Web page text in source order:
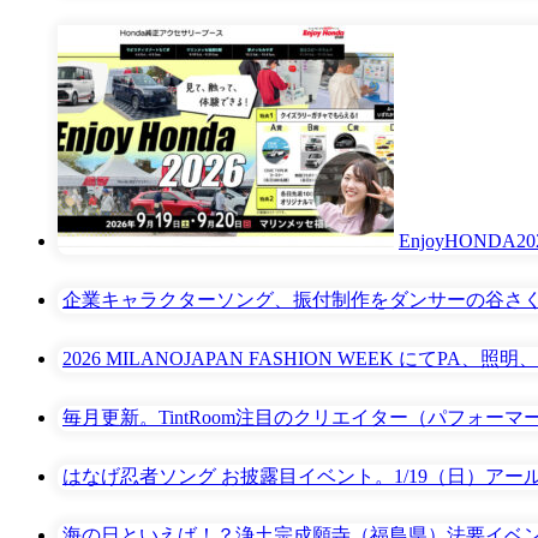
企業キャラクターソング、振付制作をダンサーの谷さ
2026 MILANOJAPAN FASHION WEEK にてPA、照明
毎月更新。TintRoom注目のクリエイター（パフォーマ
はなげ忍者ソング お披露目イベント。1/19（日）アー